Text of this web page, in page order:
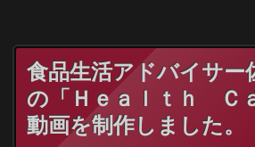
食品生活アドバイサー
の「Ｈｅａｌｔｈ Ｃ
動画を制作しました。